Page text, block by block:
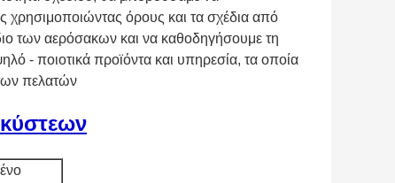
όρους και τα σχέδια από
των αερόσακων και να καθοδηγήσουμε τη
- ποιοτικά προϊόντα και υπηρεσία, τα οποία
πελατών